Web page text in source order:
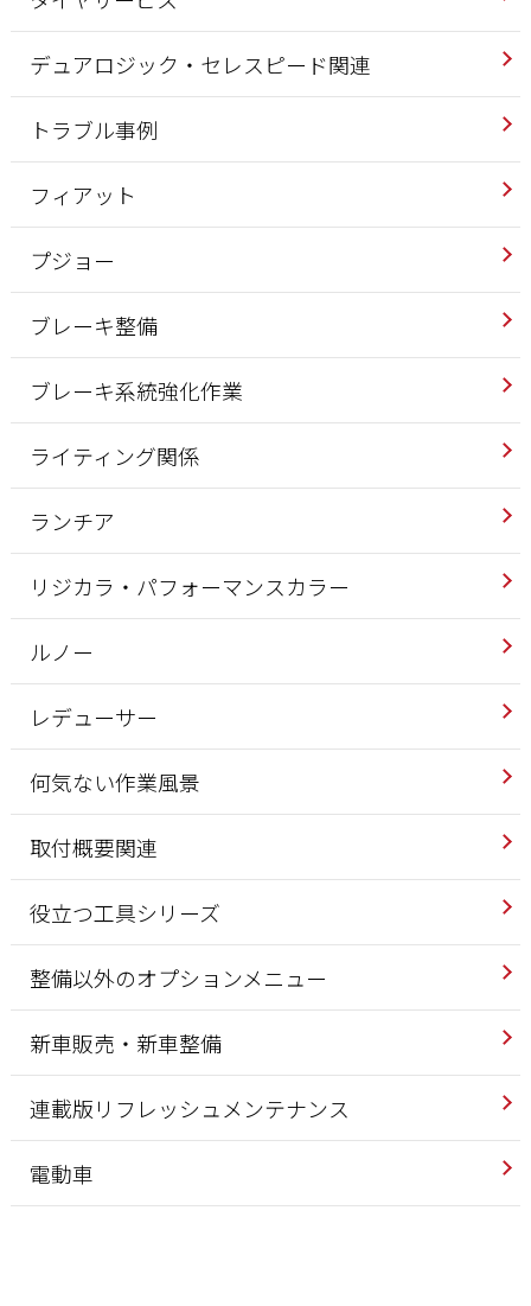
デュアロジック・セレスピード関連
トラブル事例
フィアット
プジョー
ブレーキ整備
ブレーキ系統強化作業
ライティング関係
ランチア
リジカラ・パフォーマンスカラー
ルノー
レデューサー
何気ない作業風景
取付概要関連
役立つ工具シリーズ
整備以外のオプションメニュー
新車販売・新車整備
連載版リフレッシュメンテナンス
電動車